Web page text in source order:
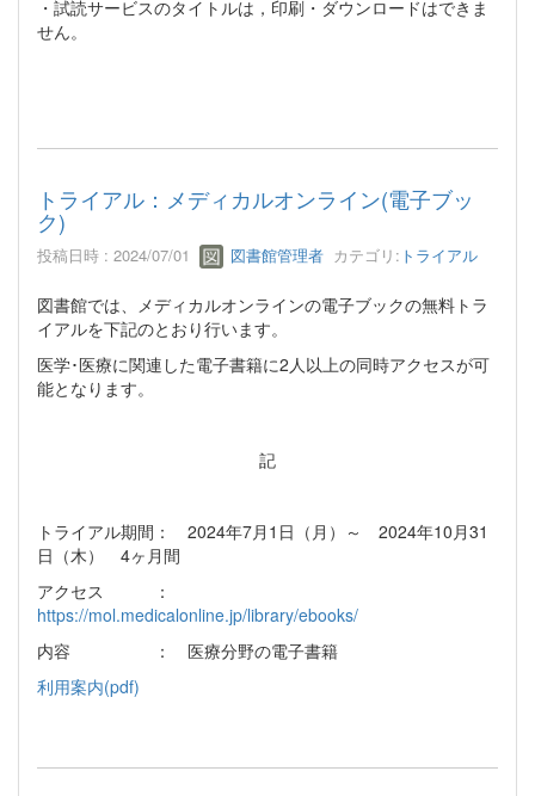
・試読サービスのタイトルは，印刷・ダウンロードはできま
せん。
トライアル：メディカルオンライン(電子ブッ
ク)
投稿日時 : 2024/07/01 図書館管理者 カテゴリ: トライアル
図書館では、メディカルオンラインの電子ブックの無料トラ
イアルを下記のとおり行います。
医学･医療に関連した電子書籍に2人以上の同時アクセスが可
能となります。
記
トライアル期間： 2024年7月1日（月）～ 2024年10月31
日（木） 4ヶ月間
アクセス ：
https://mol.medicalonline.jp/library/ebooks/
内容 ： 医療分野の電子書籍
利用案内(pdf)